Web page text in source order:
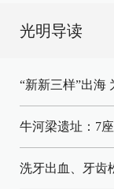
光明导读
“新新三样”出海
牛河梁遗址：7
洗牙出血、牙齿